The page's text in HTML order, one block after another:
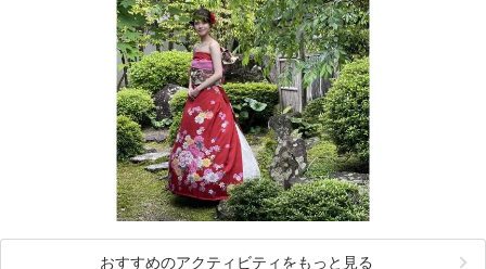
おすすめのアクティビティをもっと見る